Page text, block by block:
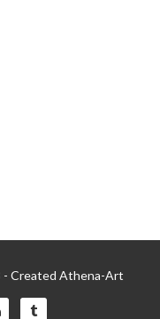
- Created Athena-Art